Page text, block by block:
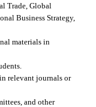
Trade, Global
Business Strategy,
materials in
relevant journals or
and other